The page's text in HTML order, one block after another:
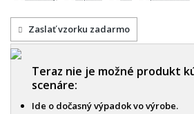
Zaslať vzorku zadarmo
Teraz nie je možné produkt
scenáre:
Ide o dočasný výpadok vo výrobe.